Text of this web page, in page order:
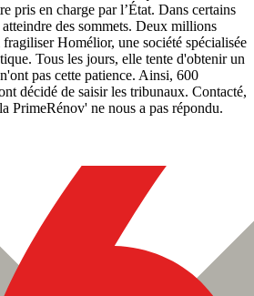
pris en charge par l’État. Dans certains
des sommets. Deux millions
Homélior, une société spécialisée
Tous les jours, elle tente d'obtenir un
pas cette patience. Ainsi, 600
décidé de saisir les tribunaux. Contacté,
PrimeRénov' ne nous a pas répondu.